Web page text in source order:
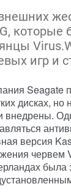
игр и
Seagate
дисках, но
внедрены.
версия
червем
была